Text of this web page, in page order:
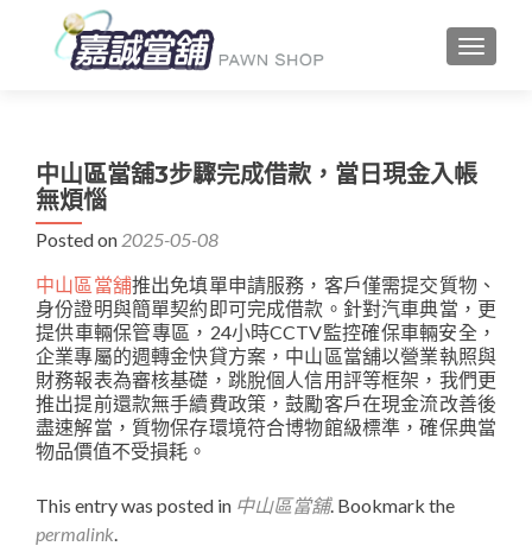
中山區當舖3步驟完成借款，當日現金入帳
無煩惱
Posted on 2025-05-08
中山區當舖推出免填單申請服務，客戶僅需提交質物、
身份證明與簡單契約即可完成借款。針對汽車典當，更
提供車輛保管專區，24小時CCTV監控確保車輛安全，
企業專屬的週轉金快貸方案，中山區當舖以營業執照與
財務報表為審核基礎，跳脫個人信用評等框架，我們更
推出提前還款無手續費政策，鼓勵客戶在現金流改善後
盡速解當，質物保存環境符合博物館級標準，確保典當
物品價值不受損耗。
This entry was posted in 中山區當舖. Bookmark the
permalink.